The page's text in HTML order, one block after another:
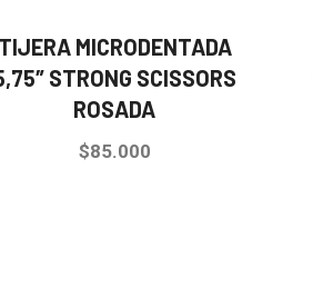
TIJERA MICRODENTADA
STRONG SCISSORS
ROSADA
$85.000